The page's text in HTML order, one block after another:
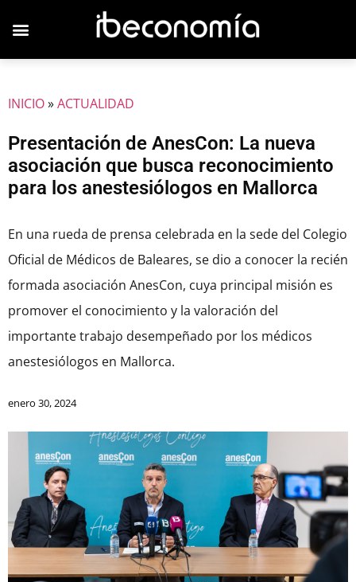
INICIO»ACTUALIDAD
Presentación de AnesCon: La nueva
asociación que busca reconocimiento
para los anestesiólogos en Mallorca
En una rueda de prensa celebrada en la sede del Colegio
Oficial de Médicos de Baleares, se dio a conocer la recién
formada asociación AnesCon, cuya principal misión es
promover el conocimiento y la valoración del
importante trabajo desempeñado por los médicos
anestesiólogos en Mallorca.
enero 30, 2024